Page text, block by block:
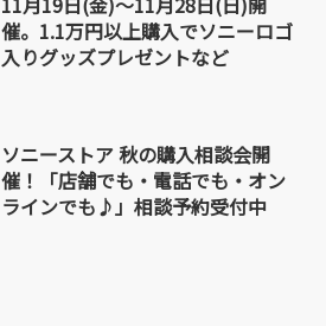
催。1.1万円以上購入でソニーロゴ
入りグッズプレゼントなど
ソニーストア 秋の購入相談会開
催！「店舗でも・電話でも・オン
ラインでも♪」相談予約受付中